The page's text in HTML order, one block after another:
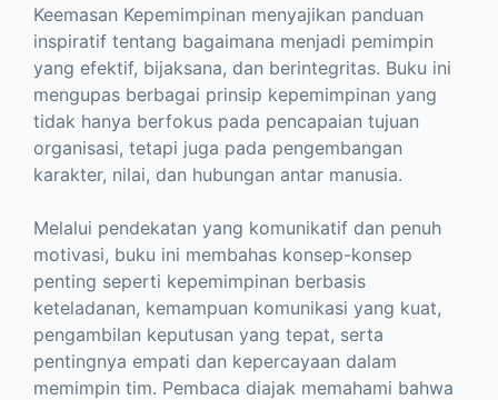
Keemasan Kepemimpinan menyajikan panduan
inspiratif tentang bagaimana menjadi pemimpin
yang efektif, bijaksana, dan berintegritas. Buku ini
mengupas berbagai prinsip kepemimpinan yang
tidak hanya berfokus pada pencapaian tujuan
organisasi, tetapi juga pada pengembangan
karakter, nilai, dan hubungan antar manusia.
Melalui pendekatan yang komunikatif dan penuh
motivasi, buku ini membahas konsep-konsep
penting seperti kepemimpinan berbasis
keteladanan, kemampuan komunikasi yang kuat,
pengambilan keputusan yang tepat, serta
pentingnya empati dan kepercayaan dalam
memimpin tim. Pembaca diajak memahami bahwa